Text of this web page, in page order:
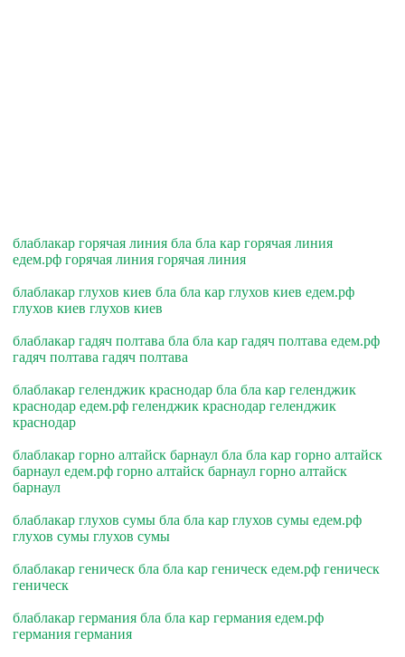
блаблакар горячая линия бла бла кар горячая линия
едем.рф горячая линия горячая линия
блаблакар глухов киев бла бла кар глухов киев едем.рф
глухов киев глухов киев
блаблакар гадяч полтава бла бла кар гадяч полтава едем.рф
гадяч полтава гадяч полтава
блаблакар геленджик краснодар бла бла кар геленджик
краснодар едем.рф геленджик краснодар геленджик
краснодар
блаблакар горно алтайск барнаул бла бла кар горно алтайск
барнаул едем.рф горно алтайск барнаул горно алтайск
барнаул
блаблакар глухов сумы бла бла кар глухов сумы едем.рф
глухов сумы глухов сумы
блаблакар геническ бла бла кар геническ едем.рф геническ
геническ
блаблакар германия бла бла кар германия едем.рф
германия германия